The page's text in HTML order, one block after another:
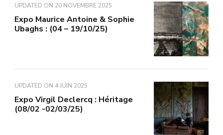
UPDATED ON 20 NOVEMBRE 2025
Expo Maurice Antoine & Sophie
Ubaghs : (04 – 19/10/25)
UPDATED ON 4 JUIN 2025
Expo Virgil Declercq : Héritage
(08/02 -02/03/25)